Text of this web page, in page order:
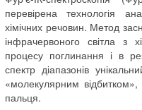
перевірена технологія
хімічних речовин. Метод
інфрачервоного світла з
процесу поглинання і в
спектр діапазонів
«молекулярним
пальця.